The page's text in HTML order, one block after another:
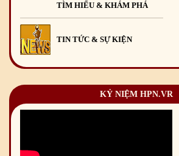
TÌM HIỂU & KHÁM PHÁ
TIN TỨC & SỰ KIỆN
KỶ NIỆM HPN.VR